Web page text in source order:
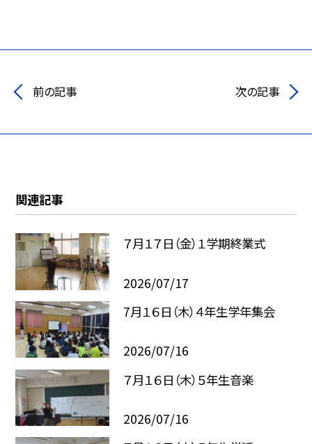
前の記事 次の記事
関連記事
７月１７日（金）１学期終業式
2026/07/17
7月１６日（木）４年生学年集会
2026/07/16
７月１６日（木）５年生音楽
2026/07/16